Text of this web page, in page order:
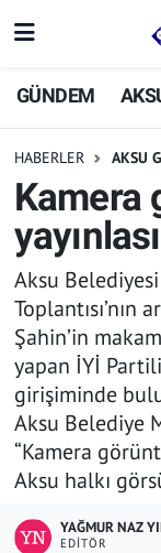
GÜNDEM
HABERLER AKSU
Kamera
Aksu
Toplantısı’nın
Şahin’in
yapan İYİ
girişiminde
Aksu Belediye
“Kamera
Aksu halkı
YAĞMUR NAZ
EDITÖR
GÜNDEM
SİYASET
TARIM
YEREL
EKONOMİ
ASAYİŞ
SPOR
SAĞLIK
İstanbul
İstanbul
Süper Lig
Tüm
Son Dakika
Haber Arşivi